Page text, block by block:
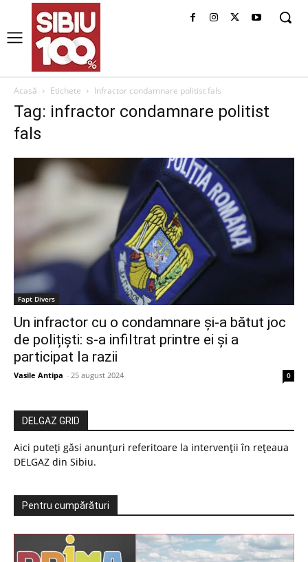
Acasă Etichete Infractor condamnare politist fals
Tag: infractor condamnare politist
fals
Fapt Divers
Un infractor cu o condamnare și-a bătut joc
de polițiști: s-a infiltrat printre ei și a
participat la razii
Vasile Antipa - 25 august 2024 0
DELGAZ GRID
Aici puteți găsi anunțuri referitoare la intervenții în rețeaua
DELGAZ din Sibiu.
Pentru cumpărături